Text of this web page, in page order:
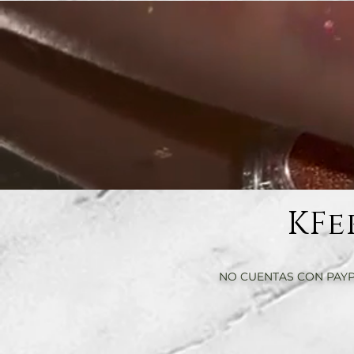
NO CUENTAS CON